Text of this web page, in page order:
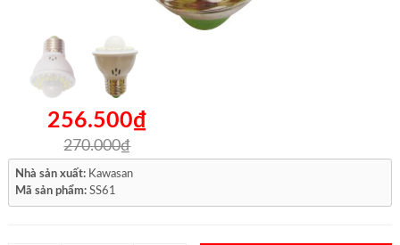
256.500₫
270.000₫
Nhà sản xuất: Kawasan
Mã sản phẩm: SS61